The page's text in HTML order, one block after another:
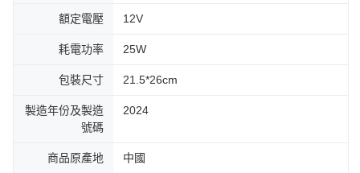
額定電壓 12V
耗電功率 25W
包裝尺寸 21.5*26cm
製造年份及製造
號碼
2024
商品原產地 中國